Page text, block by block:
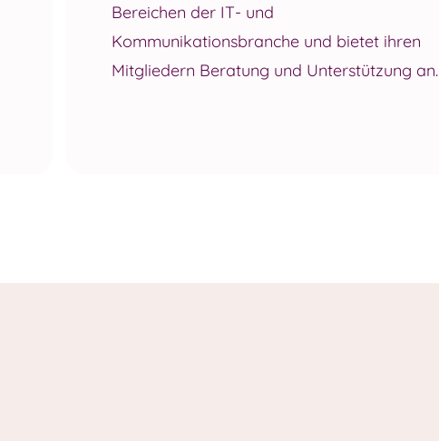
Bereichen der IT- und
Kommunikationsbranche und bietet ihren
Mitgliedern Beratung und Unterstützung an.